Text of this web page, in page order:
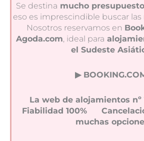
Se destina mucho
eso es imprescindible buscar las
Nosotros reservamos en
Agoda.com , ideal para
el Sudeste
▶︎
La web de alojamientos nº
Fiabilidad 100%
muchas